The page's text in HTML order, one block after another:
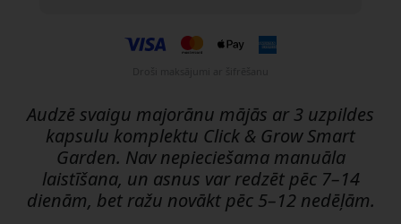
Audzē svaigu majorānu mājās ar 3 uzpildes
kapsulu komplektu Click & Grow Smart
Garden. Nav nepieciešama manuāla
laistīšana, un asnus var redzēt pēc 7–14
dienām, bet ražu novākt pēc 5–12 nedēļām.